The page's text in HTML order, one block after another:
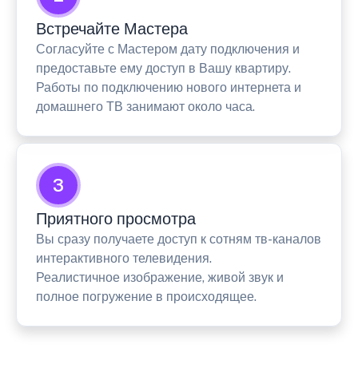
Встречайте Мастера
Согласуйте с Мастером дату подключения и
предоставьте ему доступ в Вашу квартиру.
Работы по подключению нового интернета и
домашнего ТВ занимают около часа.
3
Приятного просмотра
Вы сразу получаете доступ к сотням тв-каналов
интерактивного телевидения.
Реалистичное изображение, живой звук и
полное погружение в происходящее.